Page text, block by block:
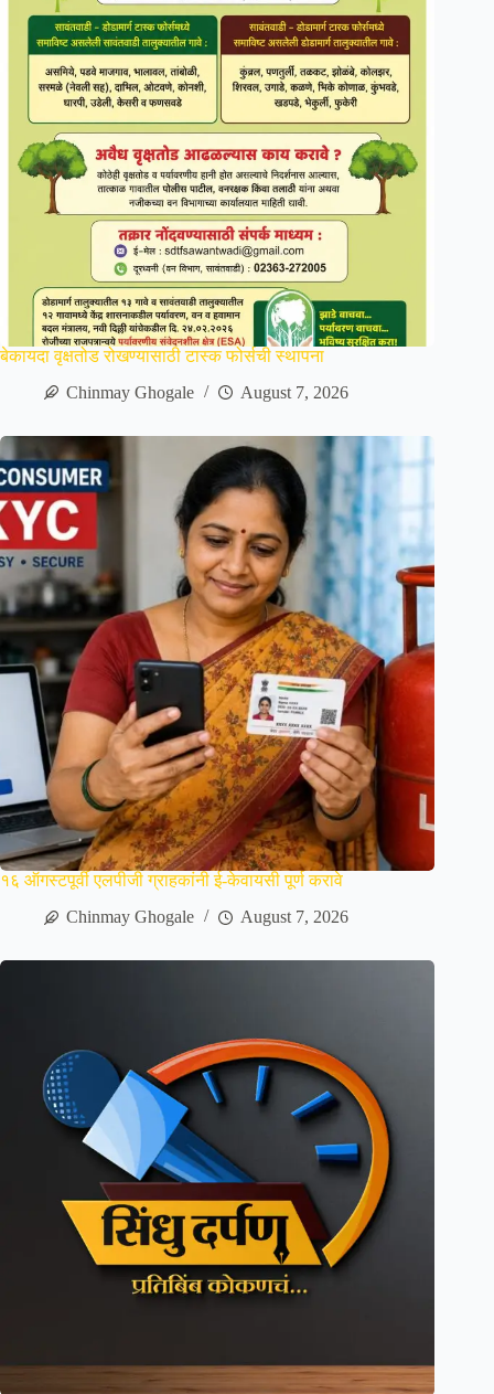
बेकायदा वृक्षतोड रोखण्यासाठी टास्क फोर्सची स्थापना
Chinmay Ghogale
August 7, 2026
१६ ऑगस्टपूर्वी एलपीजी ग्राहकांनी ई-केवायसी पूर्ण करावे
Chinmay Ghogale
August 7, 2026